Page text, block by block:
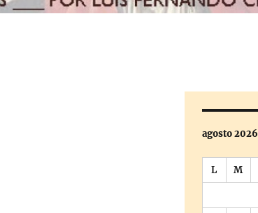
agosto 2026
L M